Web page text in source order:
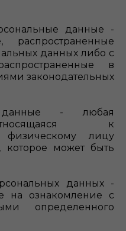
данные -
распространенные
данных либо с
в
законодательных
данные - любая
к
физическому лицу
может быть
данных -
на ознакомление с
определенного